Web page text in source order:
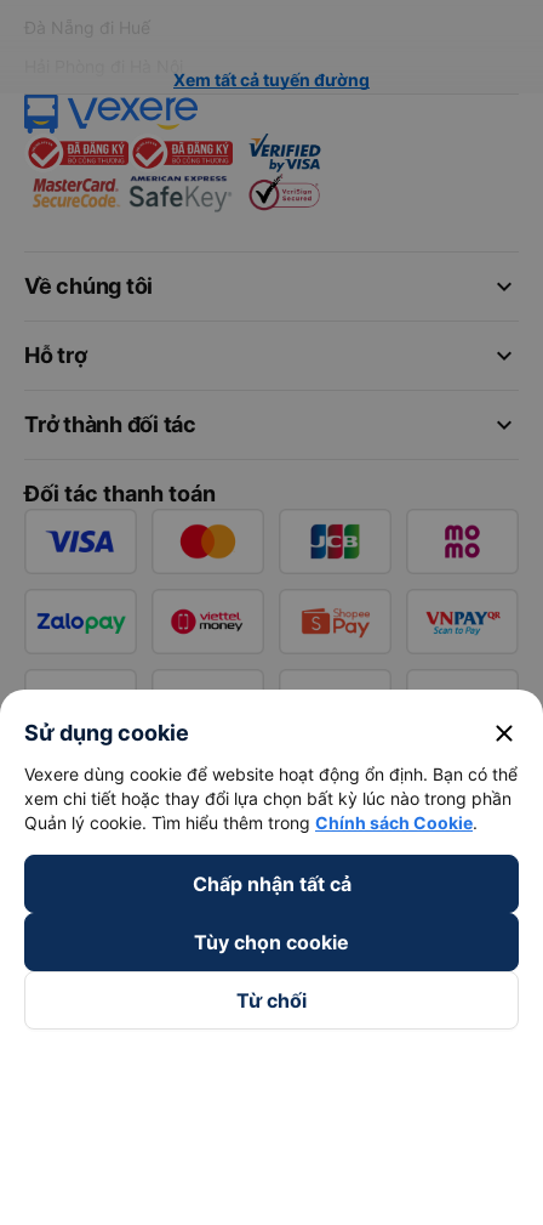
Đà Nẵng đi Huế
Xem tất cả tuyến đường
keyboard_arrow_down
Về chúng tôi
keyboard_arrow_down
Hỗ trợ
keyboard_arrow_down
Trở thành đối tác
Đối tác thanh toán
Sử dụng cookie close
Vexere dùng cookie để website hoạt động ổn định. Bạn có thể
xem chi tiết hoặc thay đổi lựa chọn bất kỳ lúc nào trong phần
Quản lý cookie. Tìm hiểu thêm trong Chính sách Cookie.
Chấp nhận tất cả
Tùy chọn cookie
Từ chối